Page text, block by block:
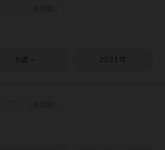
8歳～ 2021年